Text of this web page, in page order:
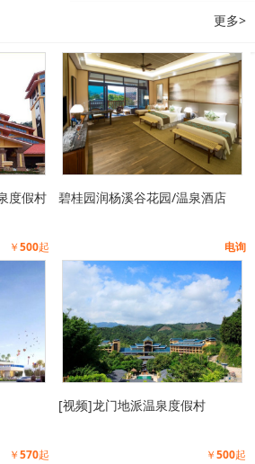
更多>
度假村
￥500起
碧桂园润杨溪谷花园/温泉酒店
电询
￥570起
[视频]龙门地派温泉度假村
￥500起